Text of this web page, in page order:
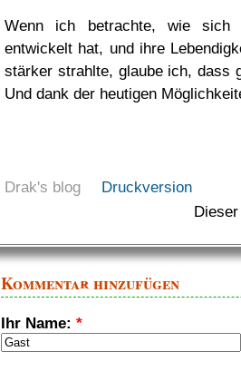
Wenn ich betrachte, wie sich
entwickelt hat, und ihre
stärker strahlte, glaube ich, dass
Und dank der heutigen
Drak's blog
Druckversion
Kommentar hinzufügen
Ihr Name:*